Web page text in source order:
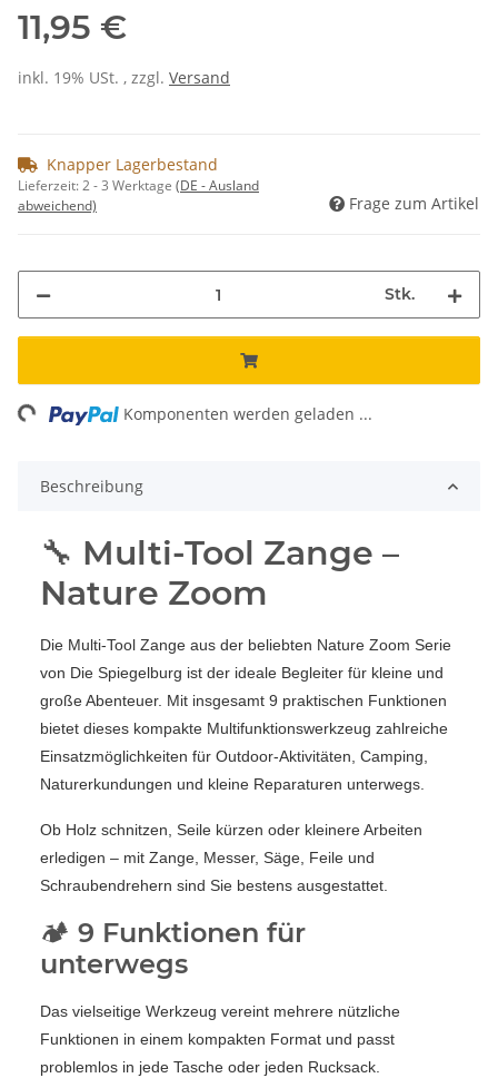
11,95 €
inkl. 19% USt. , zzgl. Versand
Knapper Lagerbestand
Lieferzeit:2 - 3 Werktage (DE - Ausland
abweichend)
Frage zum Artikel
Stk.
Komponenten werden geladen ...
Beschreibung
🔧 Multi-Tool Zange –
Nature Zoom
Die Multi-Tool Zange aus der beliebten Nature Zoom Serie
von Die Spiegelburg ist der ideale Begleiter für kleine und
große Abenteuer. Mit insgesamt 9 praktischen Funktionen
bietet dieses kompakte Multifunktionswerkzeug zahlreiche
Einsatzmöglichkeiten für Outdoor-Aktivitäten, Camping,
Naturerkundungen und kleine Reparaturen unterwegs.
Ob Holz schnitzen, Seile kürzen oder kleinere Arbeiten
erledigen – mit Zange, Messer, Säge, Feile und
Schraubendrehern sind Sie bestens ausgestattet.
🏕️ 9 Funktionen für
unterwegs
Das vielseitige Werkzeug vereint mehrere nützliche
Funktionen in einem kompakten Format und passt
problemlos in jede Tasche oder jeden Rucksack.